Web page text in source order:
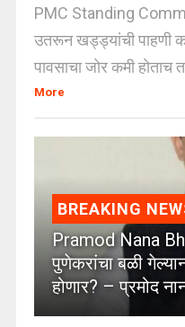
PMC Standing
उतरून खड्ड्यांची पाहणी
पावसाचा जोर कमी होताच
More
BREAKING
Pramod Nana
पुणेकरांचा बळी
होणार? – प्रमोद